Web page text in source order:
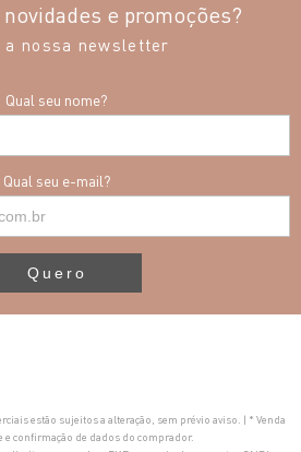
e promoções?
a nossa newsletter
Qual seu nome?
Qual seu e-mail?
Quero
estão sujeitos a alteração, sem prévio aviso. | * Venda
e confirmação de dados do comprador.